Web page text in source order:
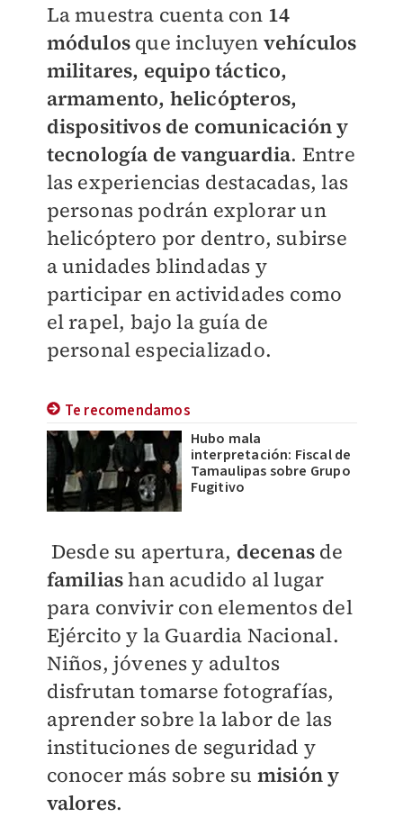
La muestra cuenta con 14
módulosque incluyen vehículos
militares, equipo táctico,
armamento, helicópteros,
dispositivos de comunicación y
tecnología de vanguardia. Entre
las experiencias destacadas, las
personas podrán explorar un
helicóptero por dentro, subirse
a unidades blindadas y
participar en actividades como
el rapel, bajo la guía de
personal especializado.
Te recomendamos
Hubo mala
interpretación: Fiscal de
Tamaulipas sobre Grupo
Fugitivo
Desde su apertura, decenasde
familiashan acudido al lugar
para convivir con elementos del
Ejército y la Guardia Nacional.
Niños, jóvenes y adultos
disfrutan tomarse fotografías,
aprender sobre la labor de las
instituciones de seguridad y
conocer más sobre su misión y
valores.